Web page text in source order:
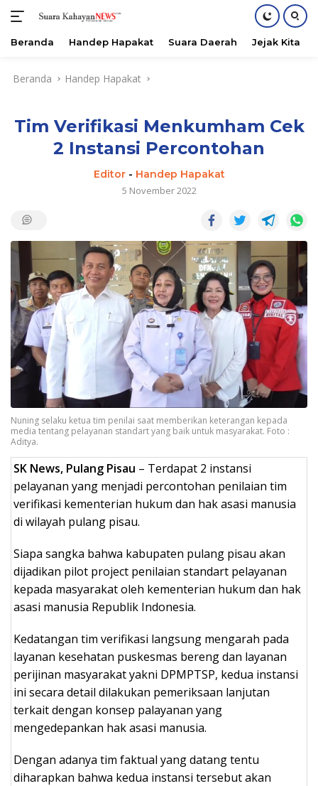
Beranda Handep Hapakat Suara Daerah Jejak Kita
Beranda Handep Hapakat
Tim Verifikasi Menkumham Cek
2 Instansi Percontohan
Editor- Handep Hapakat
5 November 2022
Nuning selaku ketua tim penilai saat memberikan keterangan kepada
media tentang pelayanan standart yang baik untuk masyarakat. Foto :
Aditya.
SK News, Pulang Pisau – Terdapat 2 instansi
pelayanan yang menjadi percontohan penilaian tim
verifikasi kementerian hukum dan hak asasi manusia
di wilayah pulang pisau.
Siapa sangka bahwa kabupaten pulang pisau akan
dijadikan pilot project penilaian standart pelayanan
kepada masyarakat oleh kementerian hukum dan hak
asasi manusia Republik Indonesia.
Kedatangan tim verifikasi langsung mengarah pada
layanan kesehatan puskesmas bereng dan layanan
perijinan masyarakat yakni DPMPTSP, kedua instansi
ini secara detail dilakukan pemeriksaan lanjutan
terkait dengan konsep palayanan yang
mengedepankan hak asasi manusia.
Dengan adanya tim faktual yang datang tentu
diharapkan bahwa kedua instansi tersebut akan